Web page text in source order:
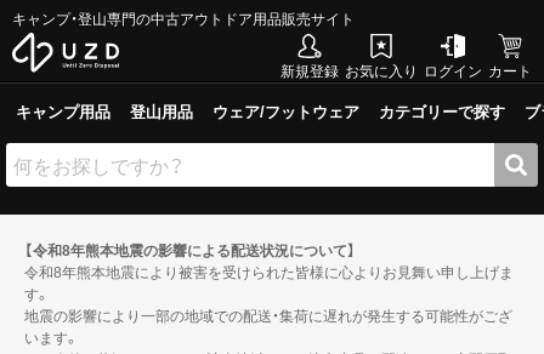
キャンプ・登山専門の中古アウトドア用品販売サイト
新規登録 お気に入り ログイン カート
キャンプ用品 登山用品 ウェア/フットウェア カテゴリーで探す
【令和8年熊本地震の影響による配送状況について】
令和8年熊本地震により被害を受けられた皆様に心よりお見舞い申し上げま
す。
地震の影響により一部の地域での配送・集荷に遅れが発生する可能性がござ
います。